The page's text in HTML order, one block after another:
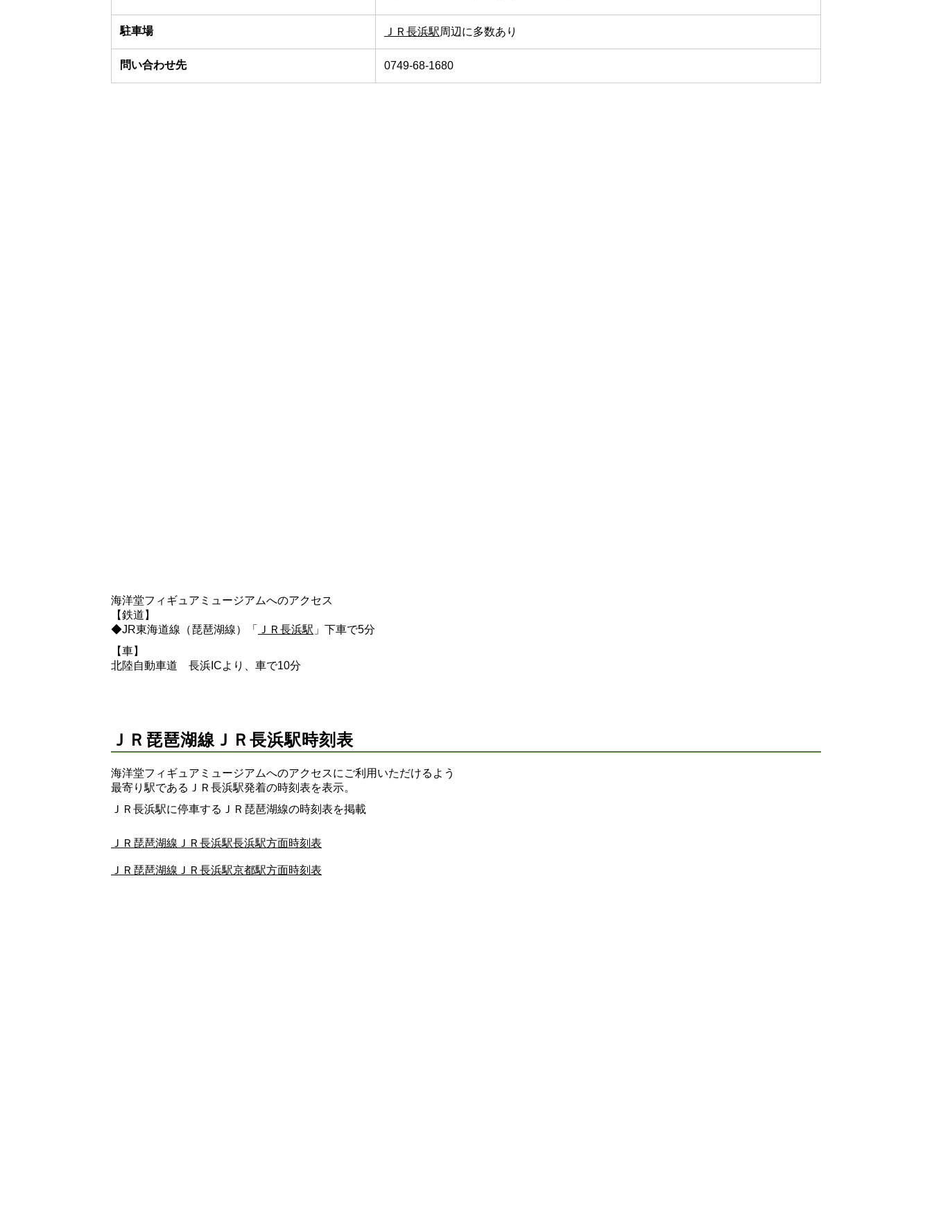
駐車場 ＪＲ長浜駅周辺に多数あり
問い合わせ先 0749-68-1680
海洋堂フィギュアミュージアムへのアクセス
【鉄道】
◆JR東海道線（琵琶湖線）「
ＪＲ長浜駅 」下車で5分
【車】
北陸自動車道 長浜ICより、車で10分
ＪＲ琵琶湖線ＪＲ長浜駅時刻表
海洋堂フィギュアミュージアムへのアクセスにご利用いただけるよう
最寄り駅であるＪＲ長浜駅発着の時刻表を表示。
ＪＲ長浜駅に停車するＪＲ琵琶湖線の時刻表を掲載
ＪＲ琵琶湖線ＪＲ長浜駅長浜駅方面時刻表
ＪＲ琵琶湖線ＪＲ長浜駅京都駅方面時刻表